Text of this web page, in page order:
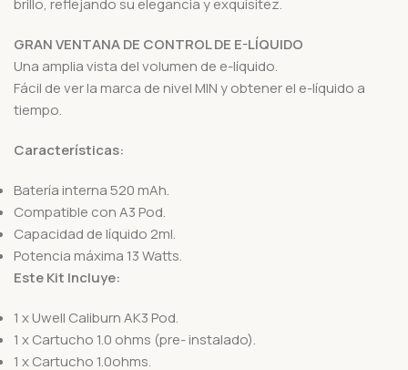
brillo, reflejando su elegancia y exquisitez.
GRAN VENTANA DE CONTROL DE E-LÍQUIDO
Una amplia vista del volumen de e-líquido.
Fácil de ver la marca de nivel MIN y obtener el e-líquido a
tiempo.
Características:
Batería interna 520 mAh.
Compatible con A3 Pod.
Capacidad de líquido 2ml.
Potencia máxima 13 Watts.
Este Kit Incluye:
1 x Uwell Caliburn AK3 Pod.
1 x Cartucho 1.0 ohms (pre- instalado).
1 x Cartucho 1.0ohms.